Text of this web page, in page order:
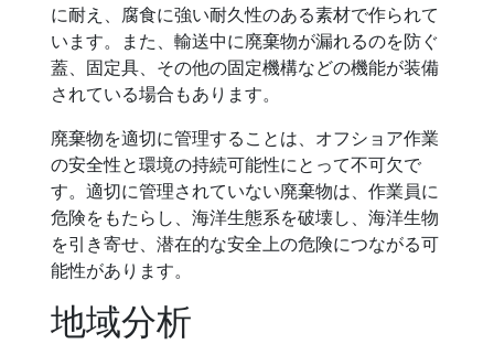
に耐え、腐食に強い耐久性のある素材で作られて
います。また、輸送中に廃棄物が漏れるのを防ぐ
蓋、固定具、その他の固定機構などの機能が装備
されている場合もあります。
廃棄物を適切に管理することは、オフショア作業
の安全性と環境の持続可能性にとって不可欠で
す。適切に管理されていない廃棄物は、作業員に
危険をもたらし、海洋生態系を破壊し、海洋生物
を引き寄せ、潜在的な安全上の危険につながる可
能性があります。
地域分析